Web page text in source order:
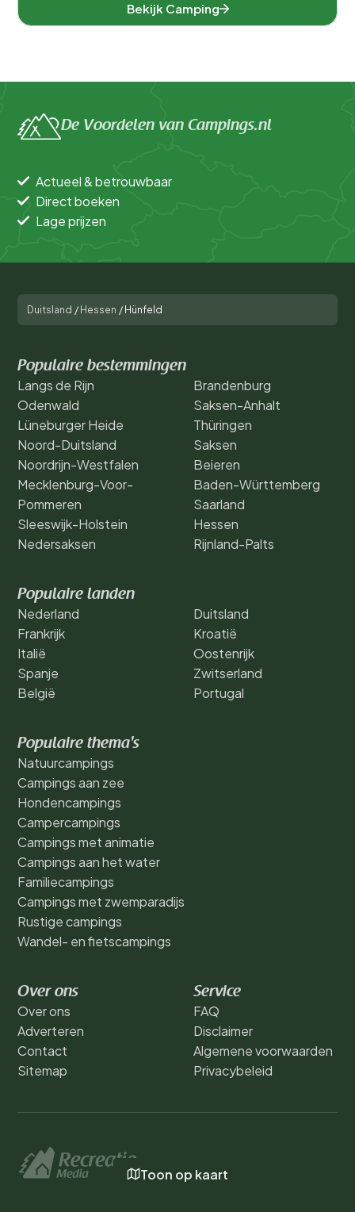
Bekijk Camping
Toon op kaart
De Voordelen van Campings.nl
Actueel & betrouwbaar
Direct boeken
Lage prijzen
Duitsland / Hessen / Hünfeld
Populaire bestemmingen
Langs de Rijn
Odenwald
Lüneburger Heide
Noord-Duitsland
Noordrijn-Westfalen
Mecklenburg-Voor-
Pommeren
Sleeswijk-Holstein
Nedersaksen
Brandenburg
Saksen-Anhalt
Thüringen
Saksen
Beieren
Baden-Württemberg
Saarland
Hessen
Rijnland-Palts
Populaire landen
Nederland
Frankrijk
Italië
Spanje
België
Duitsland
Kroatië
Oostenrijk
Zwitserland
Portugal
Populaire thema's
Natuurcampings
Campings aan zee
Hondencampings
Campercampings
Campings met animatie
Campings aan het water
Familiecampings
Campings met zwemparadijs
Rustige campings
Wandel- en fietscampings
Over ons
Over ons
Adverteren
Contact
Sitemap
Service
FAQ
Disclaimer
Algemene voorwaarden
Privacybeleid